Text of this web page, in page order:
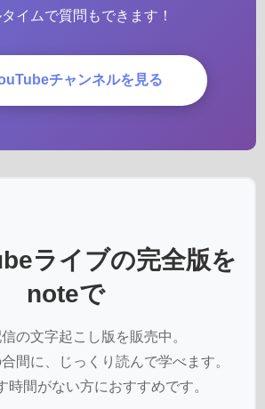
イムで質問もできます！
チャンネルを見る
ライブの完全版を
noteで
の文字起こし版を販売中。
間に、じっくり読んで学べます。
時間がない方におすすめです。